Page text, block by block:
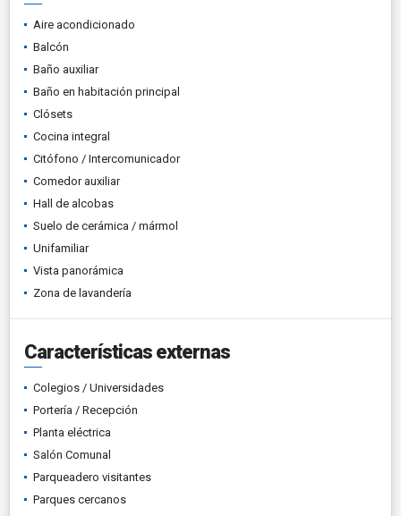
Aire acondicionado
Balcón
Baño auxiliar
Baño en habitación principal
Clósets
Cocina integral
Citófono / Intercomunicador
Comedor auxiliar
Hall de alcobas
Suelo de cerámica / mármol
Unifamiliar
Vista panorámica
Zona de lavandería
Características externas
Colegios / Universidades
Portería / Recepción
Planta eléctrica
Salón Comunal
Parqueadero visitantes
Parques cercanos